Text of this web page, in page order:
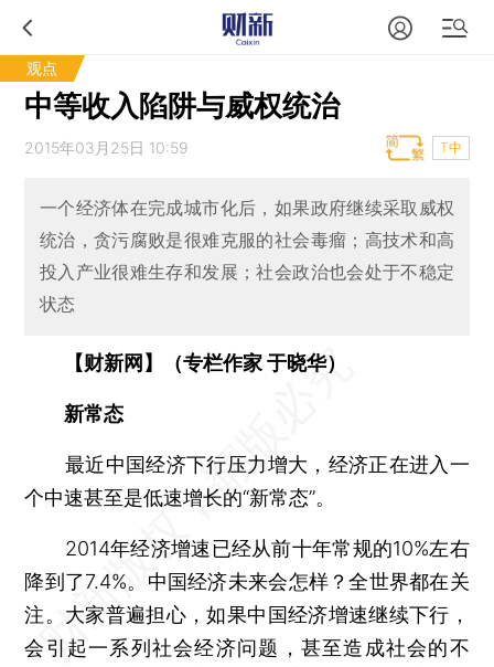
观点
中等收入陷阱与威权统治
2015年03月25日 10:59 T中
一个经济体在完成城市化后，如果政府继续采取威权
统治，贪污腐败是很难克服的社会毒瘤；高技术和高
投入产业很难生存和发展；社会政治也会处于不稳定
状态
【财新网】（专栏作家 于晓华）
新常态
最近中国经济下行压力增大，经济正在进入一
个中速甚至是低速增长的“新常态”。
2014年经济增速已经从前十年常规的10%左右
降到了7.4%。中国经济未来会怎样？全世界都在关
注。大家普遍担心，如果中国经济增速继续下行，
会引起一系列社会经济问题，甚至造成社会的不